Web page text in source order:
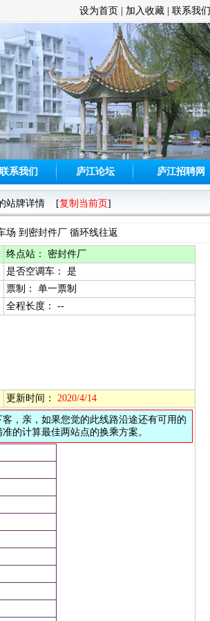
设为首页 加入收藏 联系我们
联系我们 庐江论坛 庐江招聘网
站牌详情 [复制当前页]
场 到密封件厂 循环线往返
终点站：
密封件厂
是否空调车：
是
票制：
单一票制
全程长度：
--
更新时间： 2020/4/14
，亲，如果您觉的此线路沿途还有可用的
的计算最佳两站点的换乘方案。